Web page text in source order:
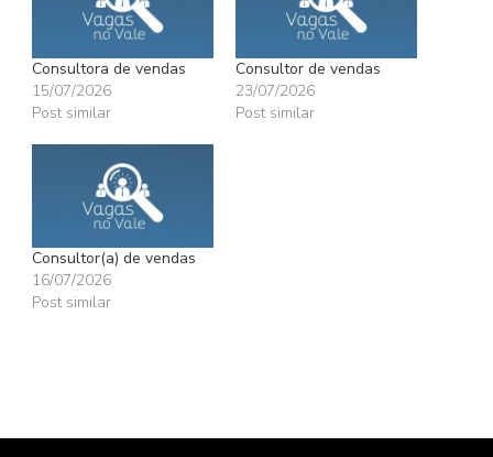
Consultora de vendas
15/07/2026
Post similar
Consultor de vendas
23/07/2026
Post similar
Consultor(a) de vendas
16/07/2026
Post similar